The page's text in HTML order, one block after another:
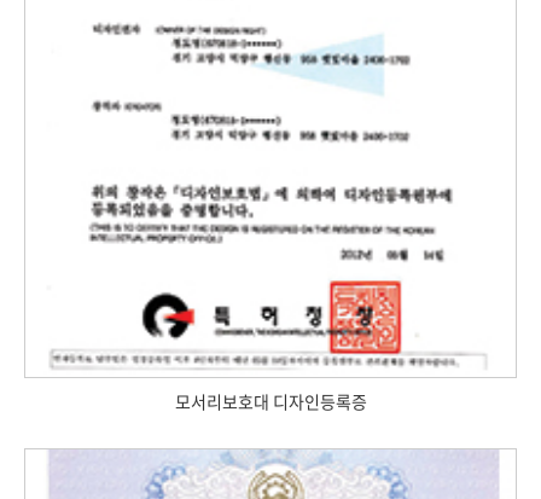
모서리보호대 디자인등록증